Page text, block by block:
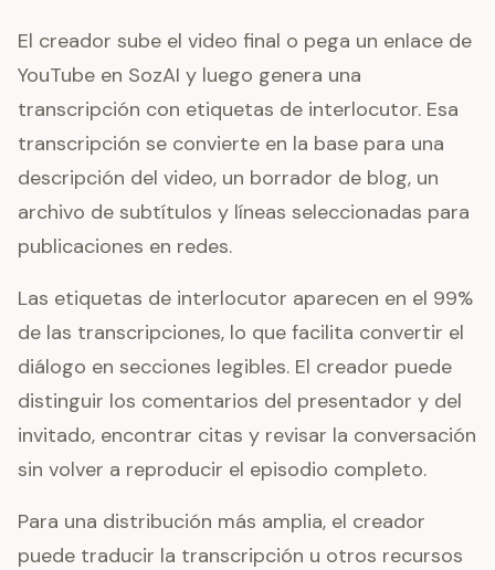
El creador sube el video final o pega un enlace de
YouTube en SozAI y luego genera una
transcripción con etiquetas de interlocutor. Esa
transcripción se convierte en la base para una
descripción del video, un borrador de blog, un
archivo de subtítulos y líneas seleccionadas para
publicaciones en redes.
Las etiquetas de interlocutor aparecen en el 99%
de las transcripciones, lo que facilita convertir el
diálogo en secciones legibles. El creador puede
distinguir los comentarios del presentador y del
invitado, encontrar citas y revisar la conversación
sin volver a reproducir el episodio completo.
Para una distribución más amplia, el creador
puede traducir la transcripción u otros recursos